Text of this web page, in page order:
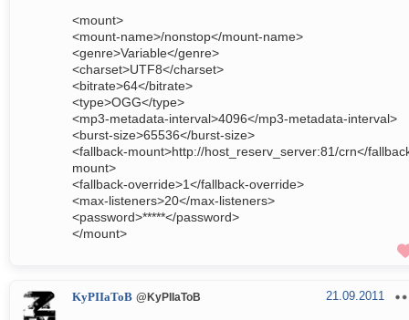
<mount>
<mount-name>/nonstop</mount-name>
<genre>Variable</genre>
<charset>UTF8</charset>
<bitrate>64</bitrate>
<type>OGG</type>
<mp3-metadata-interval>4096</mp3-metadata-interval>
<burst-size>65536</burst-size>
<fallback-mount>http://host_reserv_server:81/crn</
mount>
<fallback-override>1</fallback-override>
<max-listeners>20</max-listeners>
<password>*****</password>
</mount>
KyPIIaToB @KyPIIaToB 21.09.2011